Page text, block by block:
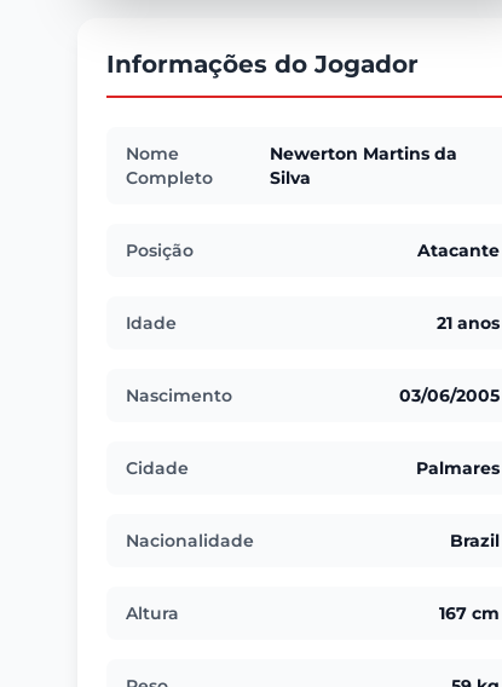
Informações do Jogador
Nome
Completo
Newerton Martins da
Silva
Posição Atacante
Idade 21 anos
Nascimento 03/06/2005
Cidade Palmares
Nacionalidade Brazil
Altura 167 cm